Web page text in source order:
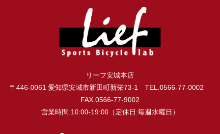
リーフ安城本店
〒446-0061 愛知県安城市新田町新栄73-1 TEL.0566-77-0002
FAX.0566-77-9002
営業時間.10:00-19:00（定休日:毎週水曜日）